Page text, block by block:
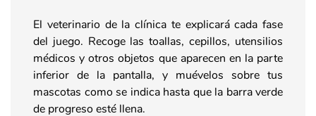
El veterinario de la clínica te explicará cada fase
del juego. Recoge las toallas, cepillos, utensilios
médicos y otros objetos que aparecen en la parte
inferior de la pantalla, y muévelos sobre tus
mascotas como se indica hasta que la barra verde
de progreso esté llena.